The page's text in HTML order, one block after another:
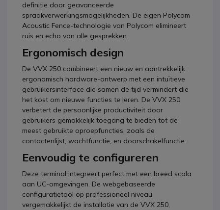
definitie door geavanceerde
spraakverwerkingsmogelijkheden. De eigen Polycom
Acoustic Fence-technologie van Polycom elimineert
ruis en echo van alle gesprekken.
Ergonomisch design
De VVX 250 combineert een nieuw en aantrekkelijk
ergonomisch hardware-ontwerp met een intuïtieve
gebruikersinterface die samen de tijd vermindert die
het kost om nieuwe functies te leren. De VVX 250
verbetert de persoonlijke productiviteit door
gebruikers gemakkelijk toegang te bieden tot de
meest gebruikte oproepfuncties, zoals de
contactenlijst, wachtfunctie, en doorschakelfunctie.
Eenvoudig te configureren
Deze terminal integreert perfect met een breed scala
aan UC-omgevingen. De webgebaseerde
configuratietool op professioneel niveau
vergemakkelijkt de installatie van de VVX 250,